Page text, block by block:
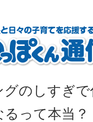
グのしすぎ
るって本当？